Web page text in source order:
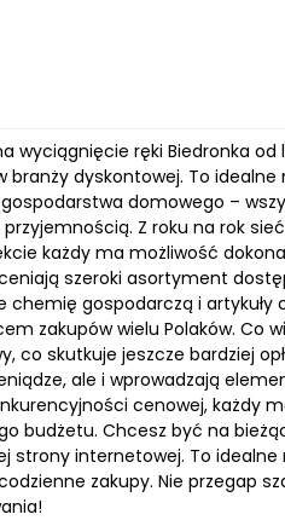
wyciągnięcie ręki Biedronka
branży dyskontowej. To
domowego –
Z roku na rok
każdy ma możliwość
szeroki asortyment
chemię gospodarczą i
zakupów wielu Polaków. Co
co skutkuje jeszcze bardziej
ale i wprowadzają
cenowej, każdy
budżetu. Chcesz być na
strony internetowej. To
zakupy. Nie przegap